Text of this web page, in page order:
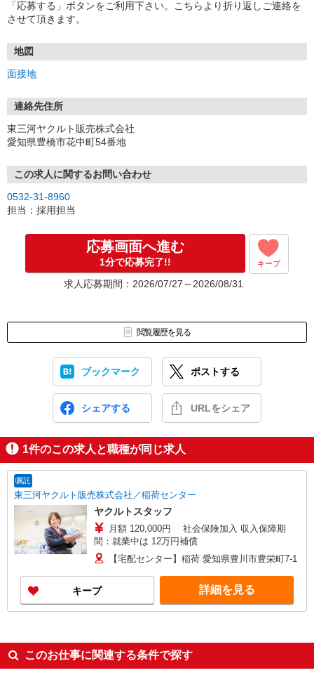
「応募する」ボタンをご利用下さい。こちらより折り返しご連絡を
させて頂きます。
地図
面接地
連絡先住所
東三河ヤクルト販売株式会社
愛知県豊橋市花中町54番地
この求人に関するお問い合わせ
0532-31-8960
担当：採用担当
応募画面へ進む
1分で応募完了!! キープ
求人応募期間：2026/07/27～2026/08/31
閲覧履歴を見る
ブックマーク ポストする
シェアする URLをシェア
1件のこの求人と職種が同じ求人
嘱託
東三河ヤクルト販売株式会社／稲荷センター
ヤクルトスタッフ
月額 120,000円 社会保険加入 収入保障期
間：就業中は 12万円補償
【宅配センター】稲荷 愛知県豊川市豊栄町7-1
キープ 詳細を見る
このお仕事に関連する条件で探す